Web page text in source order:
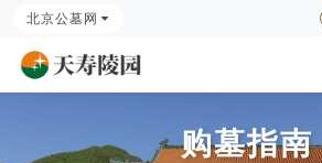
北京公墓网
购墓指南